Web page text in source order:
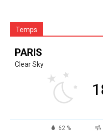
Temps
PARIS
Clear Sky
62 %